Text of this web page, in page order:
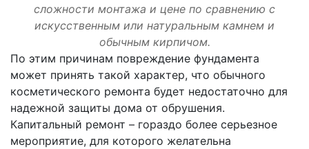
сложности монтажа и цене по сравнению с
искусственным или натуральным камнем и
обычным кирпичом.
По этим причинам повреждение фундамента
может принять такой характер, что обычного
косметического ремонта будет недостаточно для
надежной защиты дома от обрушения.
Капитальный ремонт – гораздо более серьезное
мероприятие, для которого желательна